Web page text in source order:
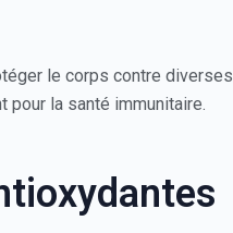
le corps contre
pour la santé immunitaire.